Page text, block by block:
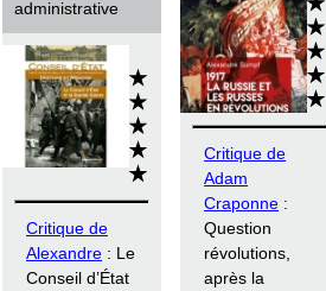
administrative
Critique de
Alexandre : Le
Conseil d’État
Critique de
Adam
Craponne :
Question
révolutions,
après la